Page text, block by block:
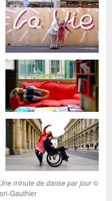
minute de danse par jour©
Gauthier